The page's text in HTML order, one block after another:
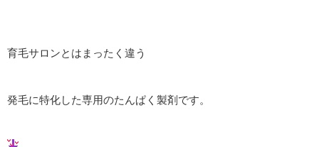
育毛サロンとはまったく違う
発毛に特化した専用のたんぱく製剤です。